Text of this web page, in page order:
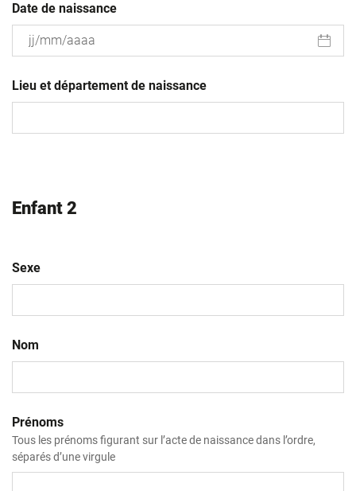
Date de naissance
slash
MM
Lieu et département de naissance
Enfant 2
Sexe
Nom
Prénoms
Tous les prénoms figurant sur l’acte de naissance dans l’ordre,
séparés d’une virgule